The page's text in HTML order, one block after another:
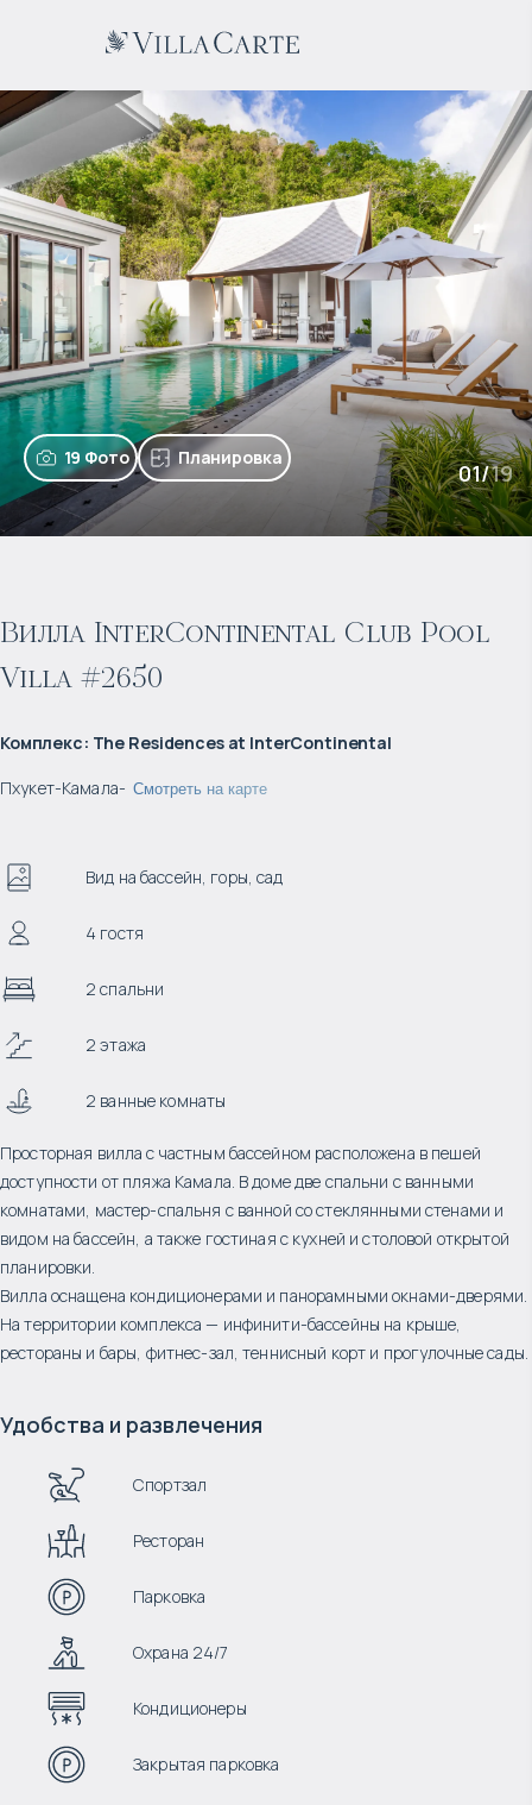
19 Фото Планировка
01/19
Вилла InterContinental Club Pool
Villa #2650
Комплекс: The Residences at InterContinental
Пхукет-Камала- Смотреть на карте
Вид на бассейн, горы, сад
4 гостя
2 спальни
2 этажа
2 ванные комнаты
Просторная вилла с частным бассейном расположена в пешей
доступности от пляжа Камала. В доме две спальни с ванными
комнатами, мастер-спальня с ванной со стеклянными стенами и
видом на бассейн, а также гостиная с кухней и столовой открытой
планировки.
Вилла оснащена кондиционерами и панорамными окнами-дверями.
На территории комплекса — инфинити-бассейны на крыше,
рестораны и бары, фитнес-зал, теннисный корт и прогулочные сады.
Удобства и развлечения
Спортзал
Ресторан
Парковка
Охрана 24/7
Кондиционеры
Закрытая парковка